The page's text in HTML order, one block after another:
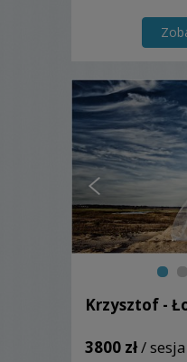
Krzysztof -
3800 zł/ sesja